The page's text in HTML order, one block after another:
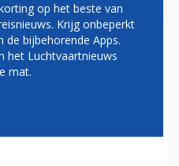
op het beste van
Krijg onbeperkt
bijbehorende Apps.
het Luchtvaartnieuws
mat.